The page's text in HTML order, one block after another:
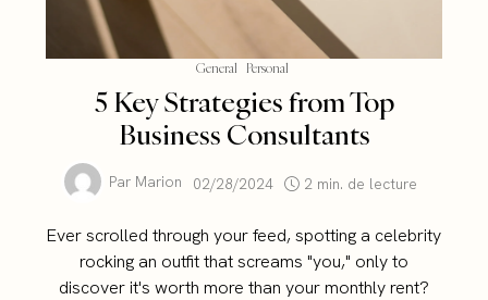
General Personal
5 Key Strategies from Top
Business Consultants
Par Marion 02/28/2024 2 min. de lecture
Ever scrolled through your feed, spotting a celebrity
rocking an outfit that screams "you," only to
discover it's worth more than your monthly rent?